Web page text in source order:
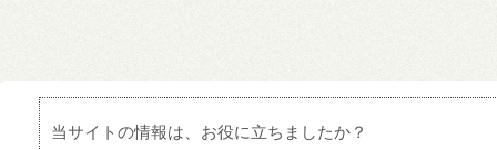
当サイトの情報は、お役に立ちましたか？